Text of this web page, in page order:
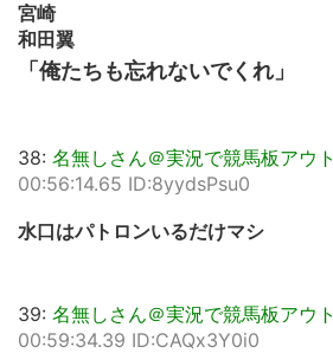
宮崎
和田翼
「俺たちも忘れないでくれ」
38: 名無しさん＠実況で競馬板アウト
00:56:14.65 ID:8yydsPsu0
水口はパトロンいるだけマシ
39: 名無しさん＠実況で競馬板アウト
00:59:34.39 ID:CAQx3Y0i0